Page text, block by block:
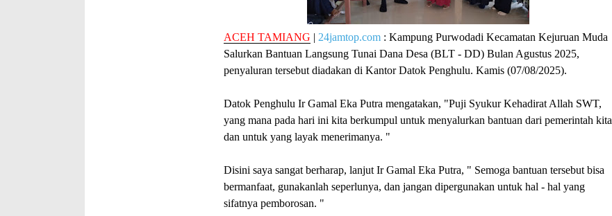
ACEH TAMIANG | 24jamtop.com : Kampung Purwodadi Kecamatan Kejuruan Muda
Salurkan Bantuan Langsung Tunai Dana Desa (BLT - DD) Bulan Agustus 2025,
penyaluran tersebut diadakan di Kantor Datok Penghulu. Kamis (07/08/2025).
Datok Penghulu Ir Gamal Eka Putra mengatakan, "Puji Syukur Kehadirat Allah SWT,
yang mana pada hari ini kita berkumpul untuk menyalurkan bantuan dari pemerintah kita
dan untuk yang layak menerimanya. "
Disini saya sangat berharap, lanjut Ir Gamal Eka Putra, " Semoga bantuan tersebut bisa
bermanfaat, gunakanlah seperlunya, dan jangan dipergunakan untuk hal - hal yang
sifatnya pemborosan. "